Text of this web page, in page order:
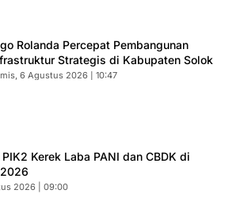
Rolanda Percepat Pembangunan
Strategis di Kabupaten Solok
6 Agustus 2026 | 10:47
Kerek Laba PANI dan CBDK di
2026 | 09:00